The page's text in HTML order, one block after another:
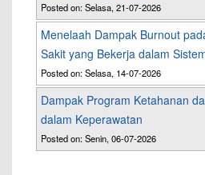
Posted on: Selasa, 21-07-2026
Menelaah Dampak Burnout
Sakit yang Bekerja dalam
Posted on: Selasa, 14-07-2026
Dampak Program Ketahanan
dalam Keperawatan
Posted on: Senin, 06-07-2026